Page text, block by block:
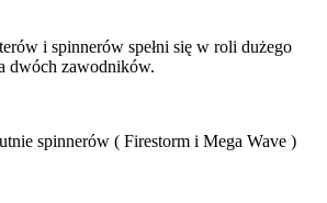
i spinnerów spełni się w roli dużego
dwóch zawodników.
spinnerów ( Firestorm i Mega Wave )